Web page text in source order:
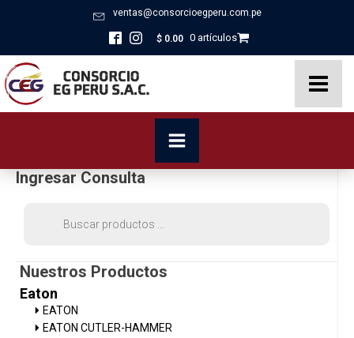
ventas@consorcioegperu.com.pe
$ 0.00 0 artículos
Ingresar Consulta
Nuestros Productos
Eaton
EATON
EATON CUTLER-HAMMER